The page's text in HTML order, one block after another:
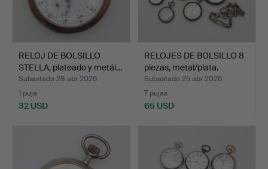
RELOJ DE BOLSILLO
STELLA, plateado y metál…
Subastado 28 abr 2026
1 puja
32 USD
RELOJES DE BOLSILLO 8
piezas, metal/plata.
Subastado 25 abr 2026
7 pujas
65 USD